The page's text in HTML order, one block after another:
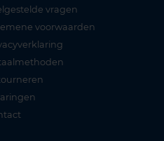
vragen
voorwaarden